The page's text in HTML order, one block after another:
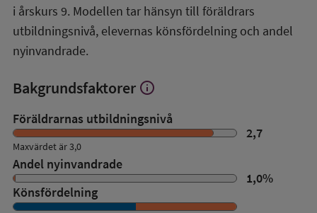
i årskurs 9. Modellen tar hänsyn till föräldrars
utbildningsnivå, elevernas könsfördelning och andel
nyinvandrade.
Bakgrundsfaktorer Visa
om
Bakgrundsfaktorer
info
Föräldrarnas utbildningsnivå
2,7
Maxvärdet är 3,0
Andel nyinvandrade
1,0%
Könsfördelning